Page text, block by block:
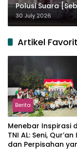
Polusi Suara
30 July 2026
Artikel Favorit
Berita
Menebar Inspirasi
TNI AL: Seni,
dan Perpisahan